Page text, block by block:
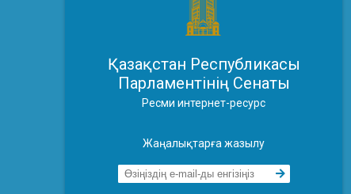
Қазақстан Республикасы
Парламентінің Сенаты
Ресми интернет-ресурс
Жаңалықтарға жазылу